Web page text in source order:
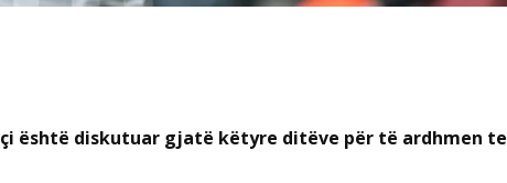
është diskutuar gjatë këtyre ditëve për të ardhmen te